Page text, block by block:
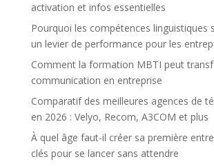
activation et infos essentielles
Pourquoi les compétences linguistiques
un levier de performance pour les
Comment la formation MBTI peut
communication en entreprise
Comparatif des meilleures agences de
en 2026 : Velyo, Recom, A3COM et plus
À quel âge faut-il créer sa première
clés pour se lancer sans attendre